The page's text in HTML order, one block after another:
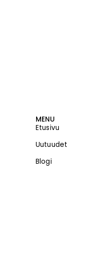
MENU
Etusivu
Uutuudet
Blogi